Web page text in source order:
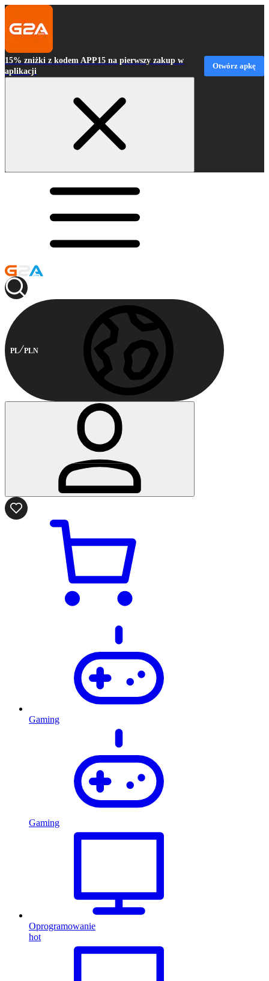
15% zniżki z kodem APP15 na pierwszy zakup w
aplikacji
Otwórz apkę
PL PLN
Gaming
Gaming
Oprogramowanie
hot